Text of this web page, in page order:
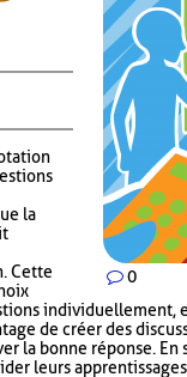
0
la
Cette
individuellement,
de créer des
la bonne réponse. En
leurs